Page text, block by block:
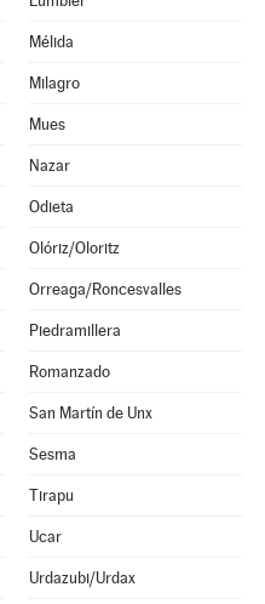
Mélida
Milagro
Mues
Nazar
Odieta
Olóriz/Oloritz
Orreaga/Roncesvalles
Piedramillera
Romanzado
San Martín de Unx
Sesma
Tirapu
Ucar
Urdazubi/Urdax